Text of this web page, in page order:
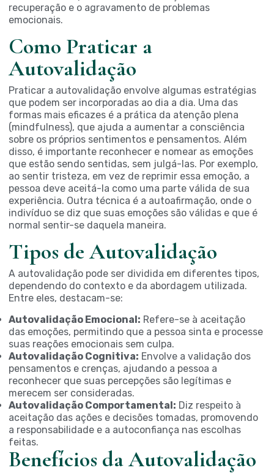
recuperação e o agravamento de problemas
emocionais.
Como Praticar a
Autovalidação
Praticar a autovalidação envolve algumas estratégias
que podem ser incorporadas ao dia a dia. Uma das
formas mais eficazes é a prática da atenção plena
(mindfulness), que ajuda a aumentar a consciência
sobre os próprios sentimentos e pensamentos. Além
disso, é importante reconhecer e nomear as emoções
que estão sendo sentidas, sem julgá-las. Por exemplo,
ao sentir tristeza, em vez de reprimir essa emoção, a
pessoa deve aceitá-la como uma parte válida de sua
experiência. Outra técnica é a autoafirmação, onde o
indivíduo se diz que suas emoções são válidas e que é
normal sentir-se daquela maneira.
Tipos de Autovalidação
A autovalidação pode ser dividida em diferentes tipos,
dependendo do contexto e da abordagem utilizada.
Entre eles, destacam-se:
Autovalidação Emocional: Refere-se à aceitação
das emoções, permitindo que a pessoa sinta e processe
suas reações emocionais sem culpa.
Autovalidação Cognitiva: Envolve a validação dos
pensamentos e crenças, ajudando a pessoa a
reconhecer que suas percepções são legítimas e
merecem ser consideradas.
Autovalidação Comportamental: Diz respeito à
aceitação das ações e decisões tomadas, promovendo
a responsabilidade e a autoconfiança nas escolhas
feitas.
Benefícios da Autovalidação